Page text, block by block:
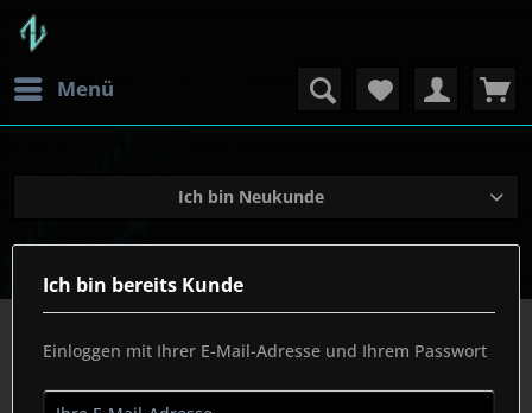
Menü
Ich bin Neukunde
Ich bin bereits Kunde
Einloggen mit Ihrer E-Mail-Adresse und Ihrem Passwort